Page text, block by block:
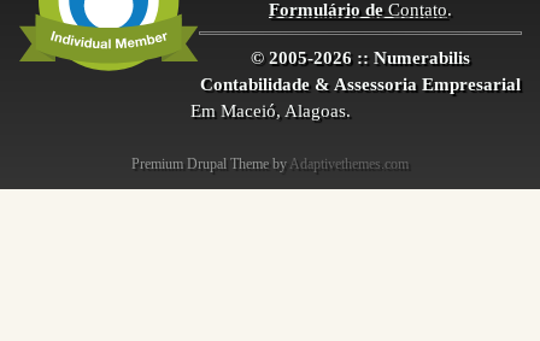
Formulário deContato.
© 2005-2026 :: Numerabilis
Contabilidade & Assessoria Empresarial
Em Maceió, Alagoas.
Premium Drupal Theme by Adaptivethemes.com